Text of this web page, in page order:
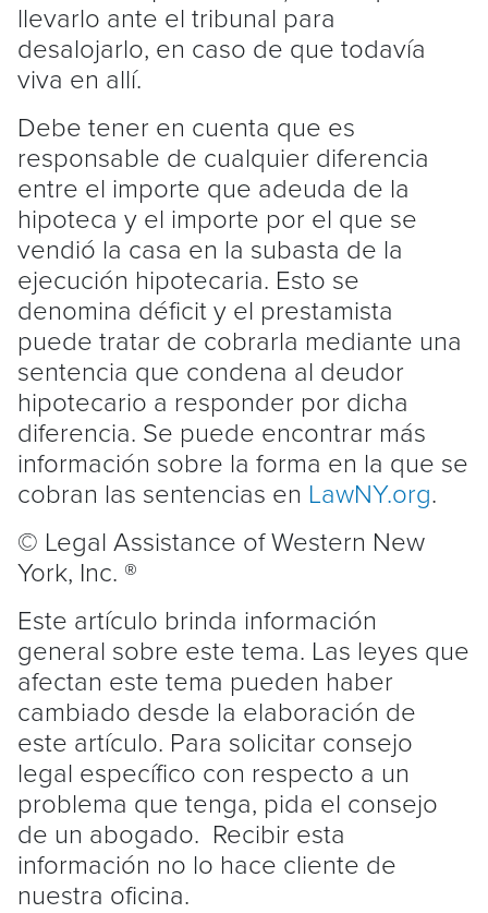
llevarlo ante el tribunal para
desalojarlo, en caso de que todavía
viva en allí.
Debe tener en cuenta que es
responsable de cualquier diferencia
entre el importe que adeuda de la
hipoteca y el importe por el que se
vendió la casa en la subasta de la
ejecución hipotecaria. Esto se
denomina déficit y el prestamista
puede tratar de cobrarla mediante una
sentencia que condena al deudor
hipotecario a responder por dicha
diferencia. Se puede encontrar más
información sobre la forma en la que se
cobran las sentencias en LawNY.org.
© Legal Assistance of Western New
York, Inc. ®
Este artículo brinda información
general sobre este tema. Las leyes que
afectan este tema pueden haber
cambiado desde la elaboración de
este artículo. Para solicitar consejo
legal específico con respecto a un
problema que tenga, pida el consejo
de un abogado. Recibir esta
información no lo hace cliente de
nuestra oficina.